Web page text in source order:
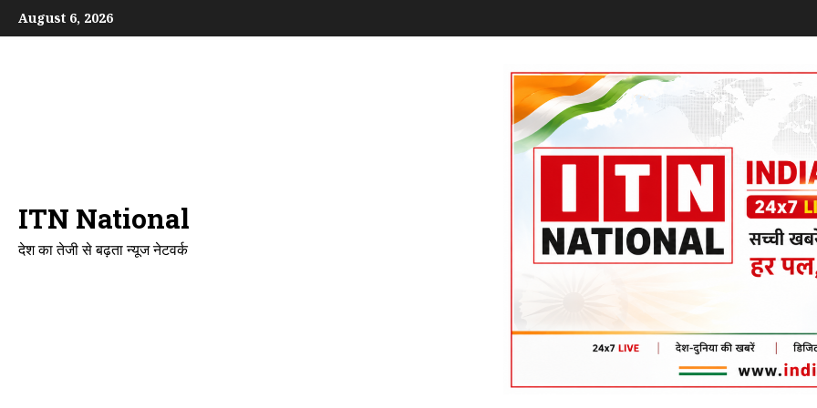
Skip
to
August 6, 2026
ITN National
देश का तेजी से बढ़ता न्यूज नेटवर्क